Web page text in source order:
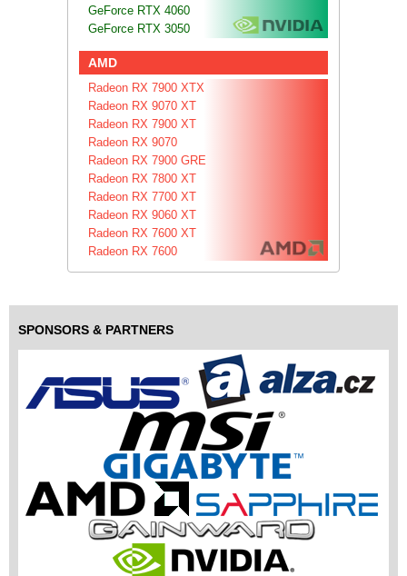
GeForce RTX 4060
GeForce RTX 3050
AMD
Radeon RX 7900 XTX
Radeon RX 9070 XT
Radeon RX 7900 XT
Radeon RX 9070
Radeon RX 7900 GRE
Radeon RX 7800 XT
Radeon RX 7700 XT
Radeon RX 9060 XT
Radeon RX 7600 XT
Radeon RX 7600
SPONSORS & PARTNERS